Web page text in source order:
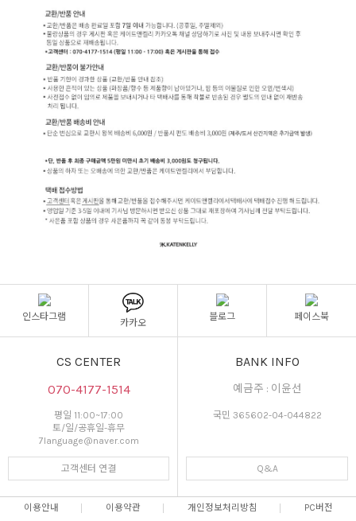
인스타그램
카카오
블로그 페이스북
CS CENTER
070-4177-1514
평일 11:00~17:00
토/일/공휴일-휴무
7language@naver.com
고객센터 연결
BANK INFO
예금주 : 이윤선
국민 365602-04-044822
Q&A
이용안내 이용약관 개인정보처리방침 PC버전